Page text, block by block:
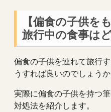
【偏食の子供を
旅行中の食事は
偏食の子供を連れて旅行
うすれば良いのでしょうか
実際に偏食の子供を持つ
対処法を紹介します。